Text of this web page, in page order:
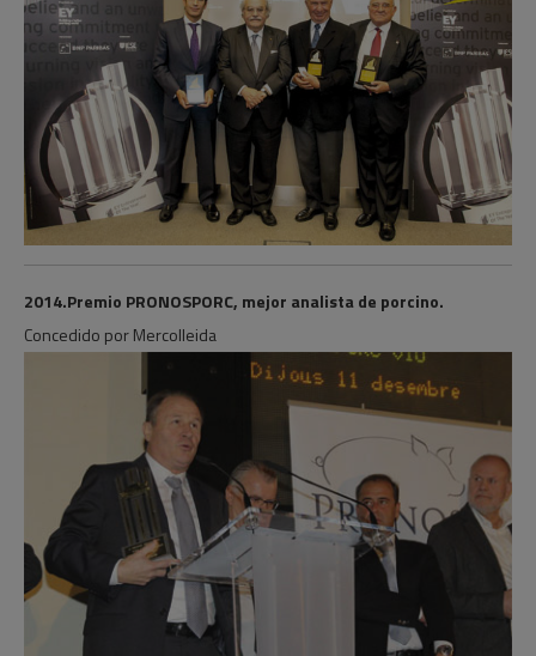
2014.Premio PRONOSPORC, mejor analista de porcino.
Concedido por Mercolleida